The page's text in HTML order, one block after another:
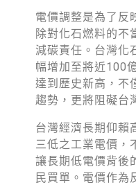
電價調整是為了反
除對化石燃料的不
減碳責任。台灣化
幅增加至將近100
達到歷史新高，不
趨勢，更將阻礙台
台灣經濟長期仰賴
三低之工業電價，
讓長期低電價背後
民買單。電價作為